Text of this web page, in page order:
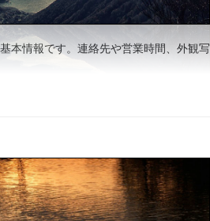
本情報です。連絡先や営業時間、外観写